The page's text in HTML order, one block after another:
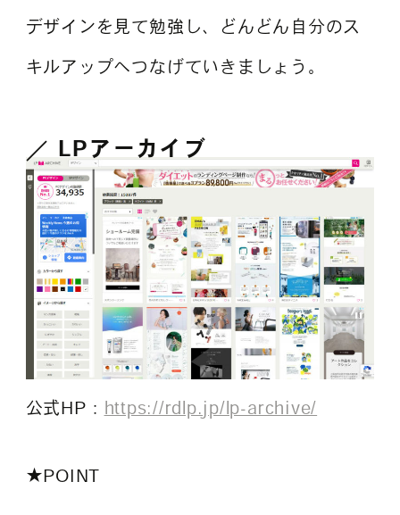
デザインを見て勉強し、どんどん自分のス
キルアップへつなげていきましょう。
LPアーカイブ
公式HP： https://rdlp.jp/lp-archive/
★POINT